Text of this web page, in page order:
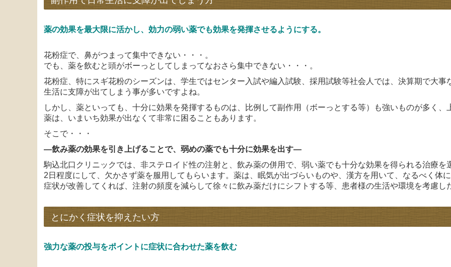
薬の効果を最大限に活かし、効力の弱い薬でも効果を発揮させるようにする。
花粉症で、鼻がつまって集中できない・・・。
でも、薬を飲むと頭がボーっとしてしまってなおさら集中できない・・・。
花粉症、特にスギ花粉のシーズンは、学生ではセンター入試や編入試験、採用試験等社会人では、決算期で大
生活に支障が出てしまう事が多いですよね。
しかし、薬といっても、十分に効果を発揮するものは、比例して副作用（ボーっとする等）も強いものが多く
薬は、いまいち効果が出なくて非常に困ることもあります。
そこで・・・
―飲み薬の効果を引き上げることで、弱めの薬でも十分に効果を出す―
駒込北口クリニックでは、非ステロイド性の注射と、飲み薬の併用で、弱い薬でも十分な効果を得られる治療
2日程度にして、欠かさず薬を服用してもらいます。薬は、眠気が出づらいものや、漢方を用いて、なるべく体
症状が改善してくれば、注射の頻度を減らして徐々に飲み薬だけにシフトする等、患者様の生活や環境を考慮し
とにかく症状を抑えたい方
強力な薬の投与をポイントに症状に合わせた薬を飲む